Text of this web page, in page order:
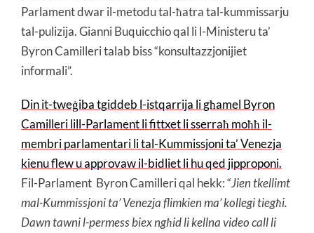
Parlament dwar il-metodu tal-ħatra tal-kummissarju
tal-pulizija. Gianni Buquicchio qal li l-Ministeru ta’
Byron Camilleri talab biss “konsultazzjonijiet
informali”.
Din it-tweġiba tgiddeb l-istqarrija li għamel Byron
Camilleri lill-Parlament li fittxet li sserraħ moħħ il-
membri parlamentari li tal-Kummissjoni ta’ Venezja
kienu flew u approvaw il-bidliet li hu qed jipproponi.
Fil-Parlament Byron Camilleri qal hekk: “Jien tkellimt
mal-Kummissjoni ta’ Venezja flimkien ma’ kollegi tiegħi.
Dawn tawni l-permess biex ngħid li kellna video call li